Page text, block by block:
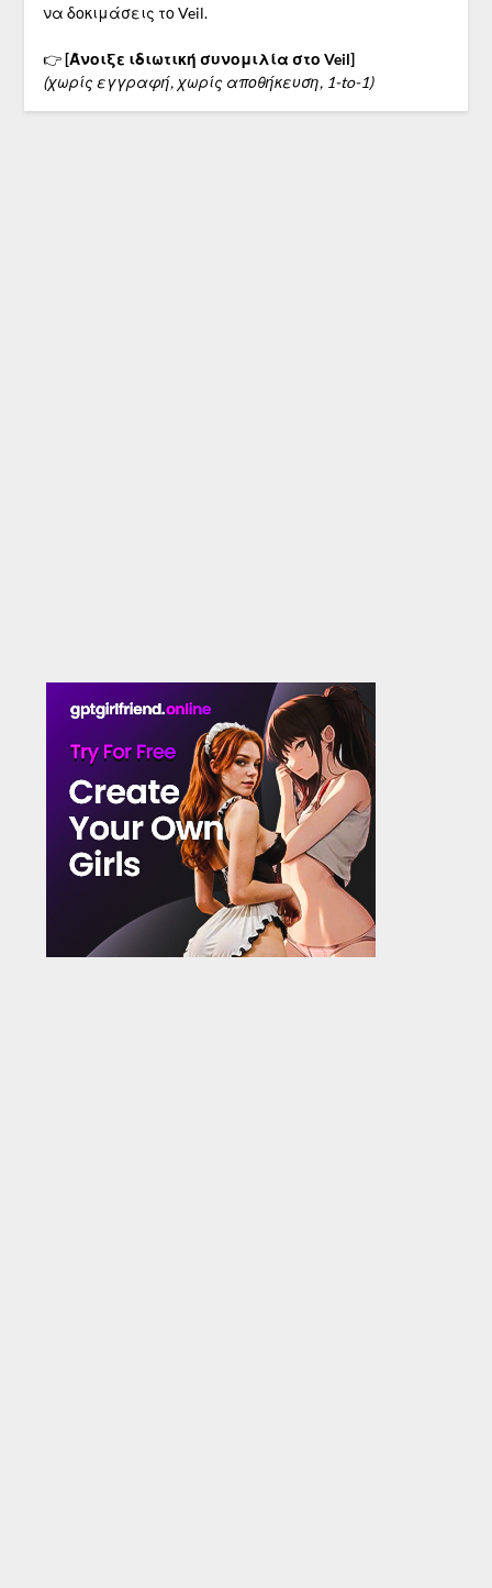
να δοκιμάσεις το Veil.
👉[Άνοιξε ιδιωτική συνομιλία στο Veil]
(χωρίς εγγραφή, χωρίς αποθήκευση, 1-to-1)